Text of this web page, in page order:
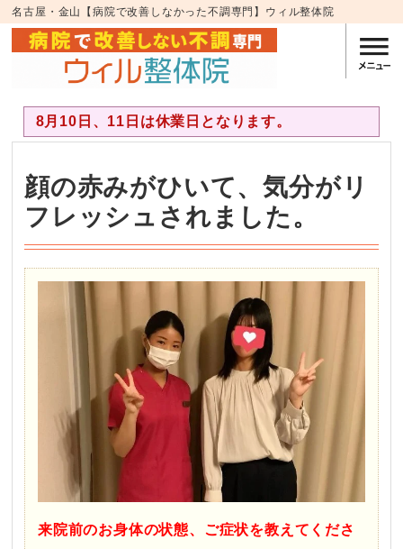
名古屋・金山【病院で改善しなかった不調専門】ウィル整体院
8月10日、11日は休業日となります。
顔の赤みがひいて、気分がリ
フレッシュされました。
来院前のお身体の状態、ご症状を教えてくださ